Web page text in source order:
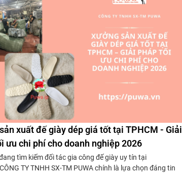
xuất đế giày dép giá tốt tại TPHCM - Giải
ưu chi phí cho doanh nghiệp 2026
tìm kiếm đối tác gia công đế giày uy tín tại
TY TNHH SX-TM PUWA chính là lựa chọn đáng tin